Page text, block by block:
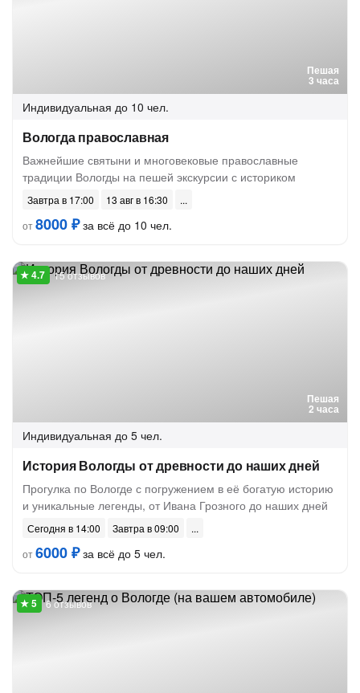
Пешая
3 часа
Индивидуальная до 10 чел.
Вологда православная
Важнейшие святыни и многовековые православные
традиции Вологды на пешей экскурсии с историком
Завтра в 17:00
13 авг в 16:30
от8000 ₽за всё до 10 чел.
Пешая
2 часа
15 отзывов
Индивидуальная до 5 чел.
История Вологды от древности до наших дней
Прогулка по Вологде с погружением в её богатую историю
и уникальные легенды, от Ивана Грозного до наших дней
Сегодня в 14:00
Завтра в 09:00
от6000 ₽за всё до 5 чел.
6 отзывов